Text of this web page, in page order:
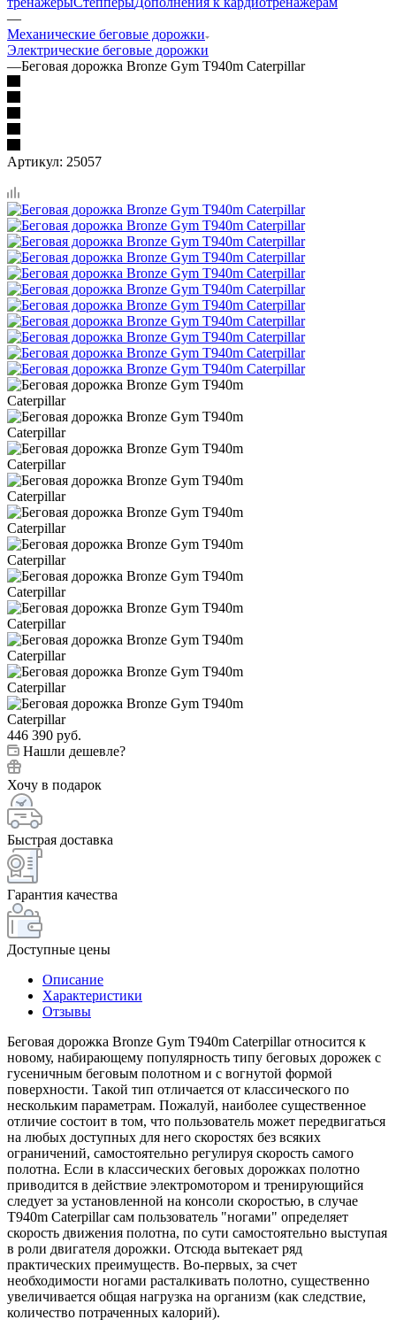
—
Механические беговые дорожки
Электрические беговые дорожки
—Беговая дорожка Bronze Gym T940m Caterpillar
Артикул: 25057
446 390 руб.
Нашли дешевле?
Хочу в подарок
Быстрая доставка
Гарантия качества
Доступные цены
Описание
Характеристики
Отзывы
Беговая дорожка Bronze Gym T940m Caterpillar относится к
новому, набирающему популярность типу беговых дорожек с
гусеничным беговым полотном и с вогнутой формой
поверхности. Такой тип отличается от классического по
нескольким параметрам. Пожалуй, наиболее существенное
отличие состоит в том, что пользователь может передвигаться
на любых доступных для него скоростях без всяких
ограничений, самостоятельно регулируя скорость самого
полотна. Если в классических беговых дорожках полотно
приводится в действие электромотором и тренирующийся
следует за установленной на консоли скоростью, в случае
T940m Caterpillar сам пользователь "ногами" определяет
скорость движения полотна, по сути самостоятельно выступая
в роли двигателя дорожки. Отсюда вытекает ряд
практических преимуществ. Во-первых, за счет
необходимости ногами расталкивать полотно, существенно
увеличивается общая нагрузка на организм (как следствие,
количество потраченных калорий).